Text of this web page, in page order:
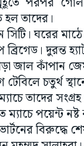
হল তাদের।
ঘরের
দুরন্ত
জাল কাঁপান
চতুর্থ
তাদের
ম্যাচে পয়েন্ট
বিরুদ্ধে